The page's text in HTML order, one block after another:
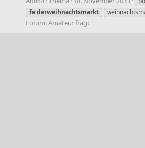
felderweihnachtsmarkt
Forum:Amateur fragt